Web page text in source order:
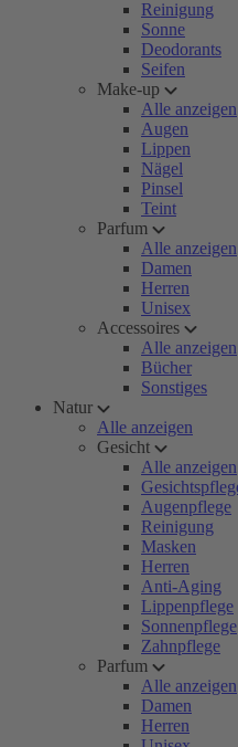
Reinigung
Sonne
Deodorants
Seifen
Make-up
Alle anzeigen
Augen
Lippen
Nägel
Pinsel
Teint
Parfum
Alle anzeigen
Damen
Herren
Unisex
Accessoires
Alle anzeigen
Bücher
Sonstiges
Natur
Alle anzeigen
Gesicht
Alle anzeigen
Augenpflege
Reinigung
Masken
Herren
Anti-Aging
Lippenpflege
Sonnenpflege
Zahnpflege
Parfum
Alle anzeigen
Damen
Herren